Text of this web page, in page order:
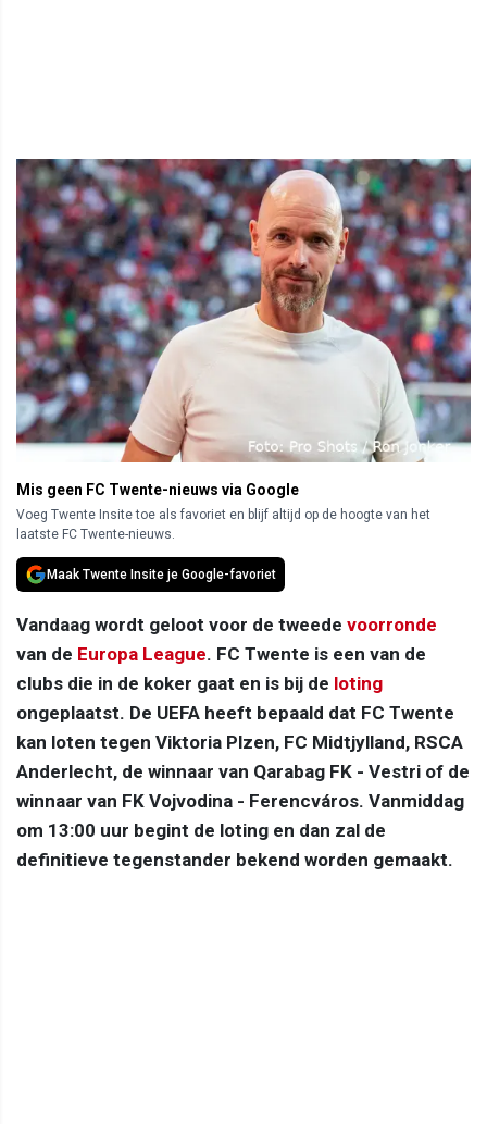
Mis geen FC Twente-nieuws via Google
Voeg Twente Insite toe als favoriet en blijf altijd op de hoogte van het
laatste FC Twente-nieuws.
Maak Twente Insite je Google-favoriet
Vandaag wordt geloot voor de tweede voorronde
van de Europa League. FC Twente is een van de
clubs die in de koker gaat en is bij de loting
ongeplaatst. De UEFA heeft bepaald dat FC Twente
kan loten tegen Viktoria Plzen, FC Midtjylland, RSCA
Anderlecht, de winnaar van Qarabag FK - Vestri of de
winnaar van FK Vojvodina - Ferencváros. Vanmiddag
om 13:00 uur begint de loting en dan zal de
definitieve tegenstander bekend worden gemaakt.